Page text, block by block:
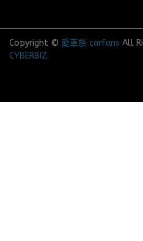
Copyright © 愛車族 carfans All
CYBERBIZ.